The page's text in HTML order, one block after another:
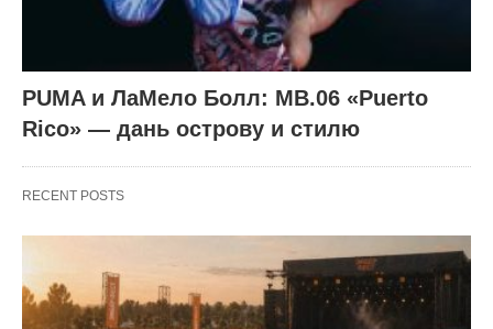
PUMA и ЛаМело Болл: MB.06 «Puerto
Rico» — дань острову и стилю
RECENT POSTS